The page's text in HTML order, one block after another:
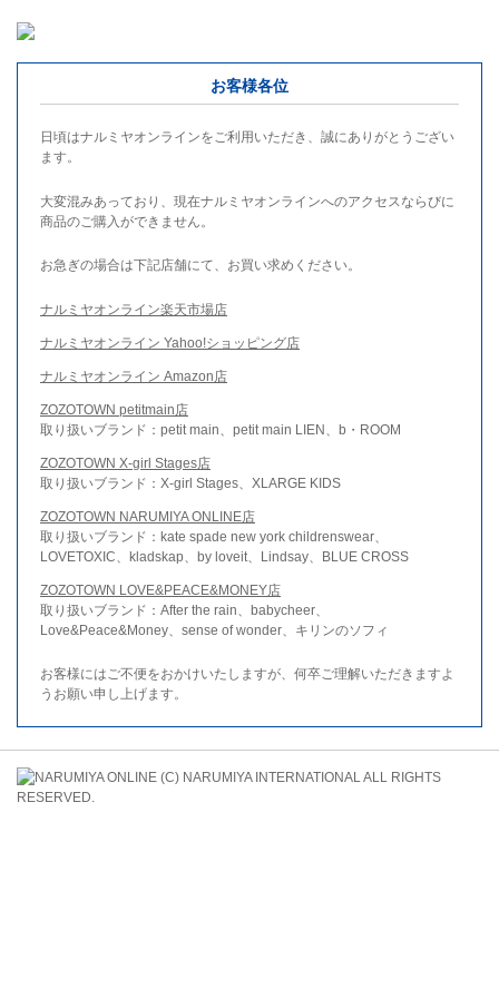
お客様各位
日頃はナルミヤオンラインをご利用いただき、誠にありがとうござい
ます。
大変混みあっており、現在ナルミヤオンラインへのアクセスならびに
商品のご購入ができません。
お急ぎの場合は下記店舗にて、お買い求めください。
ナルミヤオンライン楽天市場店
ナルミヤオンライン Yahoo!ショッピング店
ナルミヤオンライン Amazon店
ZOZOTOWN petitmain店
取り扱いブランド：petit main、petit main LIEN、b・ROOM
ZOZOTOWN X-girl Stages店
取り扱いブランド：X-girl Stages、XLARGE KIDS
ZOZOTOWN NARUMIYA ONLINE店
取り扱いブランド：kate spade new york childrenswear、
LOVETOXIC、kladskap、by loveit、Lindsay、BLUE CROSS
ZOZOTOWN LOVE&PEACE&MONEY店
取り扱いブランド：After the rain、babycheer、
Love&Peace&Money、sense of wonder、キリンのソフィ
お客様にはご不便をおかけいたしますが、何卒ご理解いただきますよ
うお願い申し上げます。